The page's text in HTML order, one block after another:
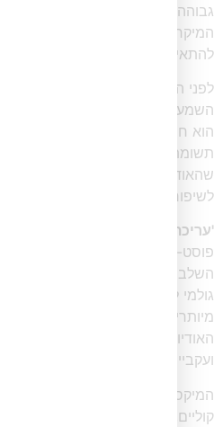
גבוהה ובבידוד אקוסטי כדי ללכוד
המיקרופון צריכה לעשות בצורה
להתאים לקול הדובר ולאקוסטיקה
לפני ההקלטה מתבצעת בדיקת
השמע ולמזער רעשי רקע ועיוותים.
הוא חיוני כדי לתפוס כל בעיה
תשומת הלב הקפדנית הזו
שהאודיו שנתפס הוא באיכות
לשיפורים בפוסט-פרודקשן.
'עריכת פוסט-פרודקשן' – יש לכם
פוסט-פרודקשן היא כל מה שקורא
השלב שבו הפודקאסט עובר עריכה
גולמי למוצר סופי מלוטש. השלב
מיותרים והסרת רעשים או הפסקות
האודיו מותאמות כדי להבטיח שקולות
ועקביים לאורך כל הפרק.
המיקס משלב אז אלמנטים אודיו
קוליים, ומאזן אותם כדי לשפר את